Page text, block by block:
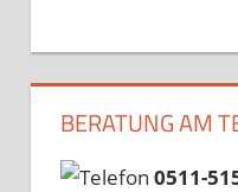
BERATUNG AM
0511-